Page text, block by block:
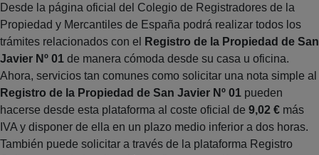
Desde la página oficial del Colegio de Registradores de la
Propiedad y Mercantiles de España podrá realizar todos los
trámites relacionados con el
Registro de la Propiedad de San
Javier Nº 01 de manera cómoda desde su casa u oficina.
Ahora, servicios tan comunes como solicitar una nota simple al
Registro de la Propiedad de San Javier Nº 01 pueden
hacerse desde esta plataforma al coste oficial de 9,02 € más
IVA y disponer de ella en un plazo medio inferior a dos horas.
También puede solicitar a través de la plataforma Registro